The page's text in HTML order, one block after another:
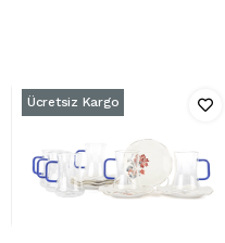
Ücretsiz Kargo